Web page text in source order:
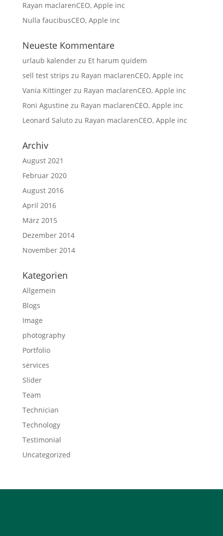
Rayan maclarenCEO, Apple inc
Nulla faucibusCEO, Apple inc
Neueste Kommentare
urlaub kalenderzu Et harum quidem
sell test strips zu Rayan maclarenCEO, Apple inc
Vania Kittingerzu Rayan maclarenCEO, Apple inc
Roni Agustine zu Rayan maclarenCEO, Apple inc
Leonard Salutozu Rayan maclarenCEO, Apple inc
Archiv
August 2021
Februar 2020
August 2016
April 2016
März 2015
Dezember 2014
November 2014
Kategorien
Allgemein
Blogs
Image
photography
Portfolio
services
Slider
Team
Technician
Technology
Testimonial
Uncategorized